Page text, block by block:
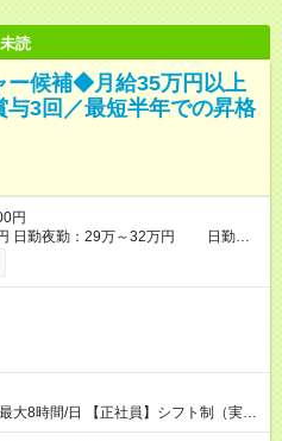
未読
ー候補◆月給35万円以上
3回／最短半年での昇格
円
日勤夜勤：29万～32万円 日勤専
、本採用時と異なる部分があります。
大8時間/日 【正社員】シフト制（実働